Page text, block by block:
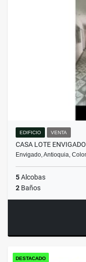
EDIFICIO VENTA
CASA LOTE
Envigado, Antioquia,
5Alcobas
2 Baños
DESTACADO